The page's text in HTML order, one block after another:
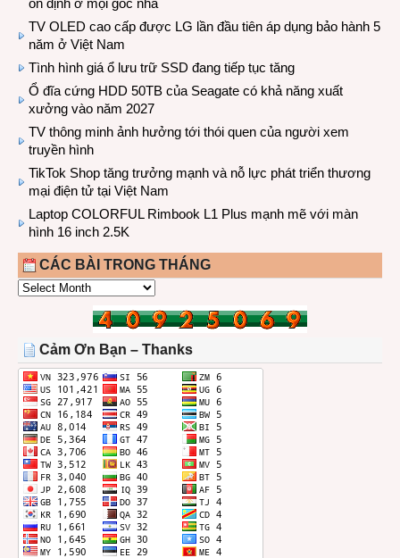
ổn định ở mọi góc nhà
TV OLED cao cấp được LG lần đầu tiên áp dụng bảo hành 5
năm ở Việt Nam
Tình hình giá ổ lưu trữ SSD đang tiếp tục tăng
Ổ đĩa cứng HDD 50TB của Seagate có khả năng xuất
xưởng vào năm 2027
TV thông minh ảnh hưởng tới thói quen của người xem
truyền hình
TikTok Shop tăng trưởng mạnh và nỗ lực phát triển thương
mại điện tử tại Việt Nam
Laptop COLORFUL Rimbook L1 Plus mạnh mẽ với màn
hình 16 inch 2.5K
CÁC BÀI TRONG THÁNG
CÁC
THÁNG
Cảm Ơn Bạn – Thanks